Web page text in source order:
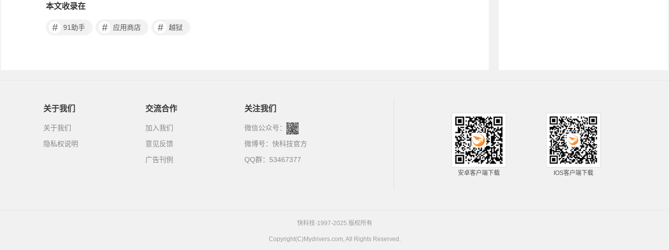
本文收录在
# 91助手 # 应用商店 # 越狱
关于我们
关于我们
隐私权说明
交流合作
加入我们
意见反馈
广告刊例
关注我们
微信公众号：
微博号： 快科技官方
QQ群：53467377
安卓客户端下载 IOS客户端下载
快科技·1997-2025 版权所有
Copyright(C)Mydrivers.com, All Rights Reserved.